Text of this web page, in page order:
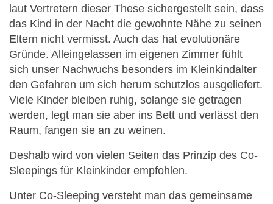
laut Vertretern dieser These sichergestellt sein, dass
das Kind in der Nacht die gewohnte Nähe zu seinen
Eltern nicht vermisst. Auch das hat evolutionäre
Gründe. Alleingelassen im eigenen Zimmer fühlt
sich unser Nachwuchs besonders im Kleinkindalter
den Gefahren um sich herum schutzlos ausgeliefert.
Viele Kinder bleiben ruhig, solange sie getragen
werden, legt man sie aber ins Bett und verlässt den
Raum, fangen sie an zu weinen.
Deshalb wird von vielen Seiten das Prinzip des Co-
Sleepings für Kleinkinder empfohlen.
Unter Co-Sleeping versteht man das gemeinsame